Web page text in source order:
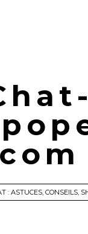
com
: ASTUCES, CONSEILS,